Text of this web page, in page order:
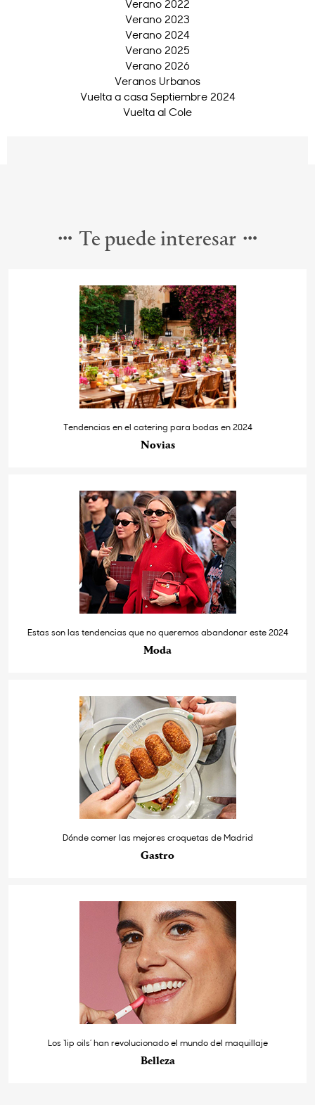
Verano 2022
Verano 2023
Verano 2024
Verano 2025
Verano 2026
Veranos Urbanos
Vuelta a casa Septiembre 2024
Vuelta al Cole
Te puede interesar
Tendencias en el catering para bodas en 2024
Novias
Estas son las tendencias que no queremos abandonar este 2024
Moda
Dónde comer las mejores croquetas de Madrid
Gastro
Los ‘lip oils’ han revolucionado el mundo del maquillaje
Belleza